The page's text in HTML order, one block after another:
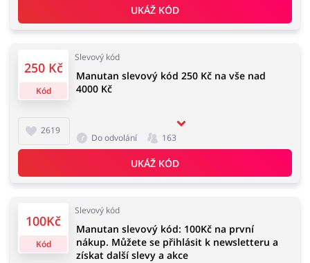
Dům, interiér a zahrada
Knihy, filmy, hry a hudba Erotika
Finance a pojištění Počítače foto a elektronika
Auto Oblečení, obuv a doplňky
UKÁŽ KÓD
250 Kč
Kód
Slevový kód
2619
Manutan slevový kód 250 Kč na vše nad
4000 Kč
Do odvolání 163
UKÁŽ KÓD
100Kč
Kód
Slevový kód
Manutan slevový kód: 100Kč na první
nákup. Můžete se přihlásit k newsletteru a
získat další slevy a akce